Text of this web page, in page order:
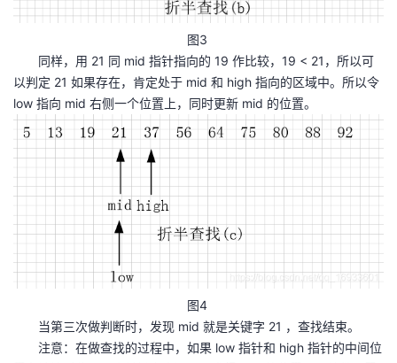
图3
同样，用 21 同 mid 指针指向的 19 作比较，19 < 21，所以可
以判定 21 如果存在，肯定处于 mid 和 high 指向的区域中。所以令
low 指向 mid 右侧一个位置上，同时更新 mid 的位置。
图4
当第三次做判断时，发现 mid 就是关键字 21 ，查找结束。
注意：在做查找的过程中，如果 low 指针和 high 指针的中间位